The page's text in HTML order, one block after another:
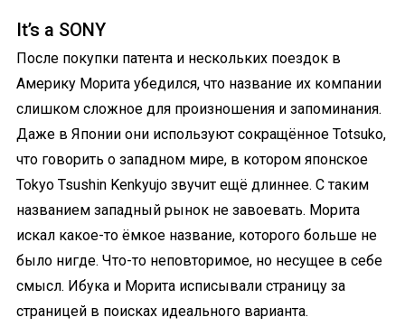
It’s a SONY
После покупки патента и нескольких поездок в
Америку Морита убедился, что название их компании
слишком сложное для произношения и запоминания.
Даже в Японии они используют сокращённое Totsuko,
что говорить о западном мире, в котором японское
Tokyo Tsushin Kenkyujo звучит ещё длиннее. С таким
названием западный рынок не завоевать. Морита
искал какое-то ёмкое название, которого больше не
было нигде. Что-то неповторимое, но несущее в себе
смысл. Ибука и Морита исписывали страницу за
страницей в поисках идеального варианта.